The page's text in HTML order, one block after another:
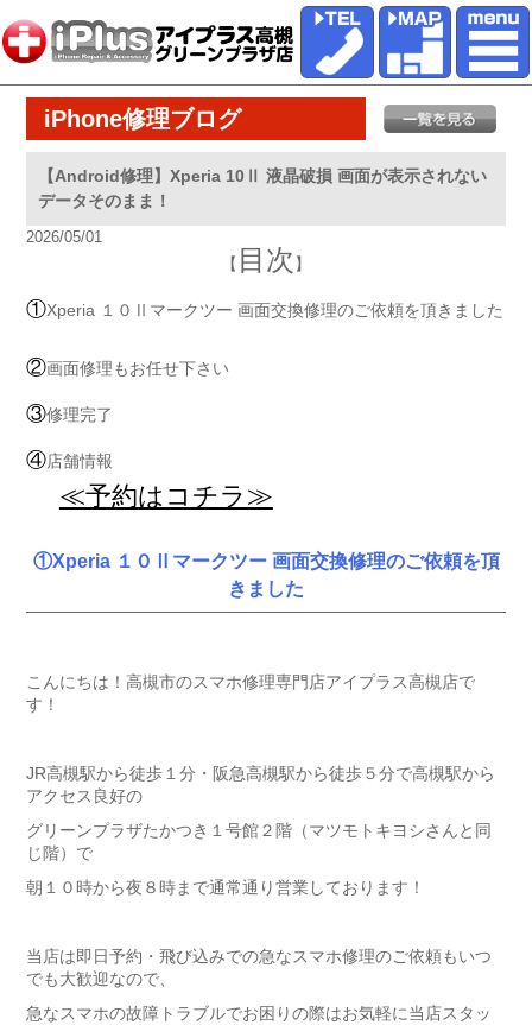
iPhone修理ブログ
【Android修理】Xperia 10Ⅱ 液晶破損 画面が表示されない
データそのまま！
2026/05/01
【 目次 】
①Xperia １０Ⅱマークツー 画面交換修理のご依頼を頂きました
②画面修理もお任せ下さい
③修理完了
④店舗情報
≪予約はコチラ≫
①Xperia １０Ⅱマークツー 画面交換修理のご依頼を頂
きました
こんにちは！高槻市のスマホ修理専門店アイプラス高槻店で
す！
JR高槻駅から徒歩１分・阪急高槻駅から徒歩５分で高槻駅から
アクセス良好の
グリーンプラザたかつき１号館２階（マツモトキヨシさんと同
じ階）で
朝１０時から夜８時まで通常通り営業しております！
当店は即日予約・飛び込みでの急なスマホ修理のご依頼もいつ
でも大歓迎なので、
急なスマホの故障トラブルでお困りの際はお気軽に当店スタッ